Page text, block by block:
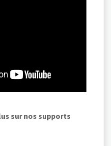
surnos supports